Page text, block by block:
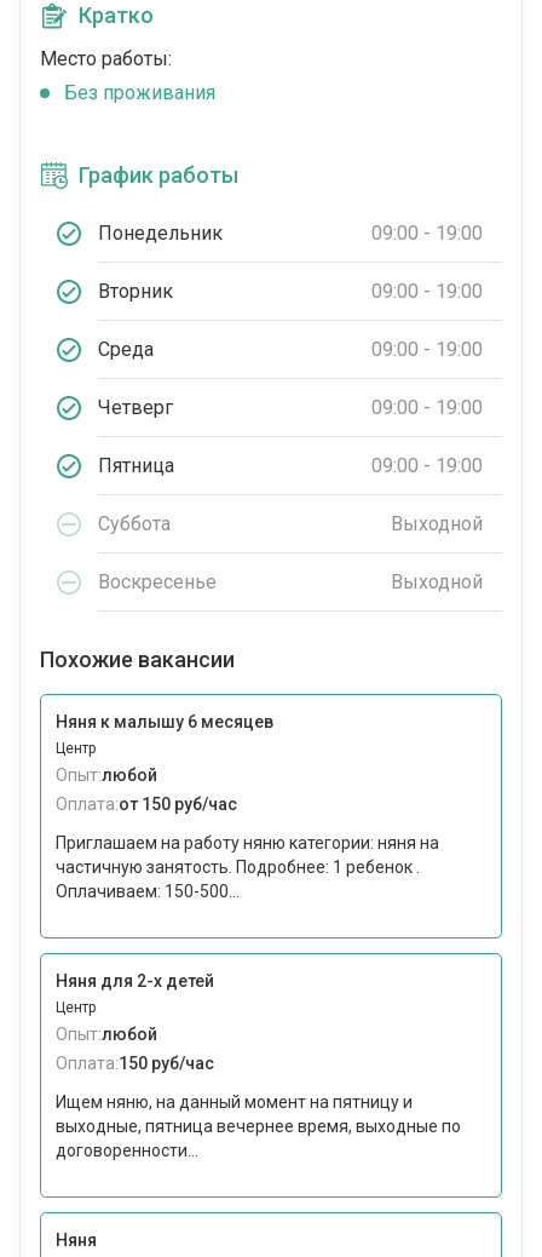
Кратко
Место работы:
Без проживания
График работы
Понедельник 09:00 - 19:00
Вторник 09:00 - 19:00
Среда 09:00 - 19:00
Четверг 09:00 - 19:00
Пятница 09:00 - 19:00
Суббота Выходной
Воскресенье Выходной
Похожие вакансии
Няня к малышу 6 месяцев
Центр
Опыт:любой
Оплата:от 150 руб/час
Приглашаем на работу няню категории: няня на
частичную занятость. Подробнее: 1 ребенок .
Оплачиваем: 150-500...
Няня для 2-х детей
Центр
Опыт:любой
Оплата:150 руб/час
Ищем няню, на данный момент на пятницу и
выходные, пятница вечернее время, выходные по
договоренности...
Няня